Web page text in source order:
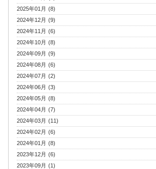
2025年01月 (8)
2024年12月 (9)
2024年11月 (6)
2024年10月 (8)
2024年09月 (9)
2024年08月 (6)
2024年07月 (2)
2024年06月 (3)
2024年05月 (8)
2024年04月 (7)
2024年03月 (11)
2024年02月 (6)
2024年01月 (8)
2023年12月 (6)
2023年09月 (1)